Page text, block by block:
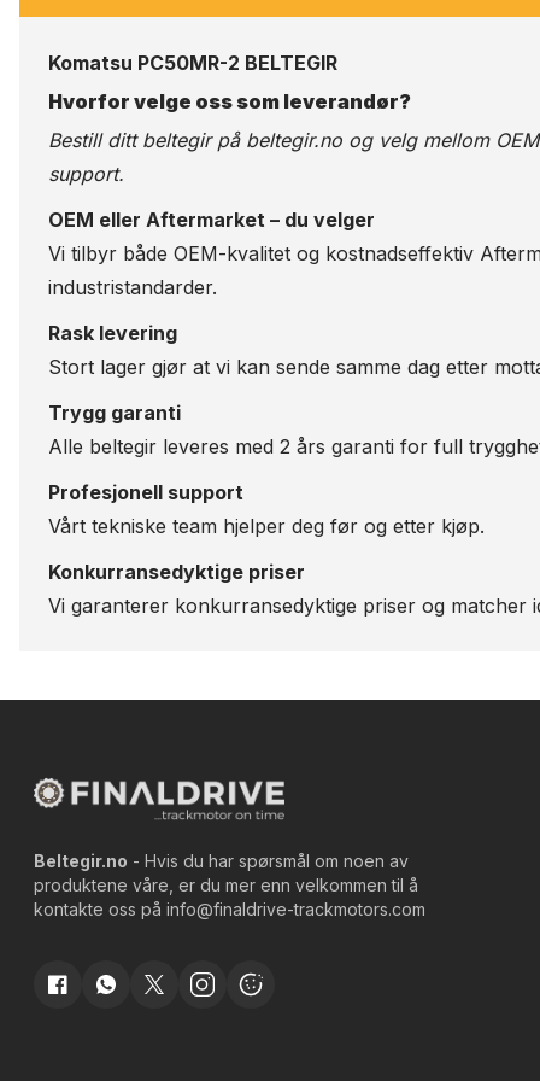
Komatsu PC50MR-2 BELTEGIR
Hvorfor velge oss som leverandør?
Bestill ditt beltegir på beltegir.no og velg mellom
support.
OEM eller Aftermarket – du velger
Vi tilbyr både OEM-kvalitet og kostnadseffektiv
industristandarder.
Rask levering
Stort lager gjør at vi kan sende samme dag etter
Trygg garanti
Alle beltegir leveres med 2 års garanti for full
Profesjonell support
Vårt tekniske team hjelper deg før og etter kjøp.
Konkurransedyktige priser
Vi garanterer konkurransedyktige priser og matcher
Beltegir.no - Hvis du har spørsmål om noen av
produktene våre, er du mer enn velkommen til å
kontakte oss på info@finaldrive-trackmotors.com